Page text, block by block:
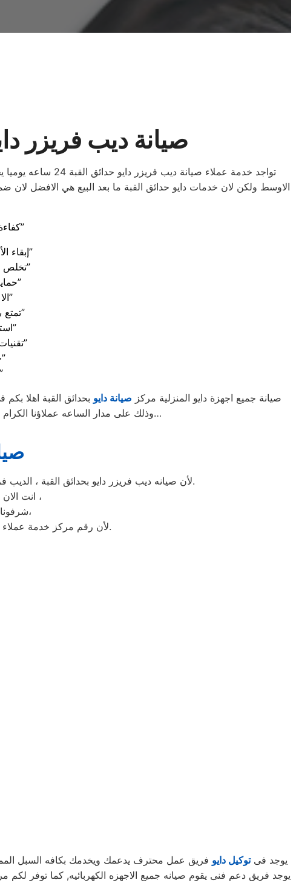
صيانة ديب فريزر
تواجد خدمة
.كفاءة مضمونة: خدمات صيانة دايو الاحترافية في حدائق القبة”
“إبقاء الأجهزة في أفضل حال: صيانة دايو الموثوقة في حدائق القبة”
“تخلص من المتاعب: خدمات صيانة دايو الممتازة في حدائق القبة”
“حماية استثمارك: صيانة دايو المحترفة تصل إلى حدائق القبة”
“الاعتناء براحة بالك: صيانة دايو السلسة في حدائق القبة”
“تمتع بأفضل الخدمات: مركز صيانة دايو الرائد في حدائق القبة”
“استعداد للأفضل: صيانة دايو الفعّالة تصل إلى حدائق القبة”
“تقنيات متطورة لجودة أفضل: مركز صيانة دايو في حدائق القبة”
“حلول مخصصة: صيانة دايو الشاملة في حدائق القبة”
“بموثوقية ودقة: خدمات صيانة دايو في حدائق القبة”
صيانة جميع اجهزة دايو المنزلية مركز صيانة دايو بحدائق القبة اهلا
وذلك على مدار الساعه عملاؤنا الكرام نحن فى توكيل دايو المعتمد بحدائق القبة اتصل بنا على الخط الساخن لصيانة غسالات دايو اتصل بنا…
لأن صيانه ديب فريزر دايو بحدائق القبة ، الديب فريزر دايو غني عن التعريف فائق الجودة دائما ما تبهرنا بموديلات فريدة و مختلفة التقنية عن مثيلاتها انها دايو.
انت الان تتعامل مع خبراء من مركز صيانه دايو للديب فريزر في حدائق القبة ،
شرفونا بالزيارة او اتصلوا نصلكم لعمل الخدمة المنزلية و بصيانة الفورية،
لأن رقم مركز خدمة عملاء دايو للديب فريزر بجميع المحافظات اتصلوا الان مركز صيانه دايو حدائق القبة مباشرة.
يوجد فىتوكيل دايو فريق عمل محترف يدعمك ويخدمك بكافه السبل